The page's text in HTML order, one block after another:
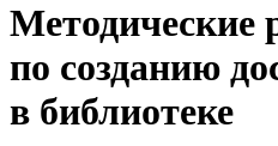
Методические
по созданию
в библиотеке